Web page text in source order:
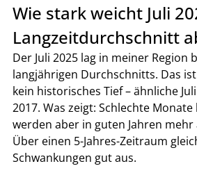
Wie stark weicht Juli
Langzeitdurchschnitt
Der Juli 2025 lag in meiner Region
langjährigen Durchschnitts. Das
kein historisches Tief – ähnliche
2017. Was zeigt: Schlechte
werden aber in guten Jahren mehr
Über einen 5-Jahres-Zeitraum
Schwankungen gut aus.